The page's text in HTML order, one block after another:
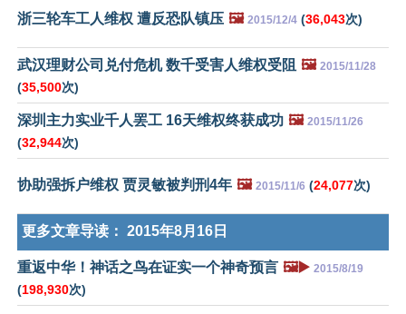
浙三轮车工人维权 遭反恐队镇压 🖼️ 2015/12/4 (36,043次)
武汉理财公司兑付危机 数千受害人维权受阻 🖼️ 2015/11/28
(35,500次)
深圳主力实业千人罢工 16天维权终获成功 🖼️ 2015/11/26
(32,944次)
协助强拆户维权 贾灵敏被判刑4年 🖼️ 2015/11/6 (24,077次)
更多文章导读： 2015年8月16日
重返中华！神话之鸟在证实一个神奇预言 🖼️▶️ 2015/8/19
(198,930次)